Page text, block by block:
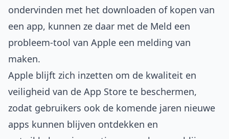
ondervinden met het downloaden of kopen van
een app, kunnen ze daar met de Meld een
probleem-tool van Apple een melding van
maken.
Apple blijft zich inzetten om de kwaliteit en
veiligheid van de App Store te beschermen,
zodat gebruikers ook de komende jaren nieuwe
apps kunnen blijven ontdekken en